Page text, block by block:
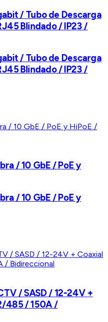
/ Tubo de Descarga
Blindado / IP23 /
/ Tubo de Descarga
Blindado / IP23 /
/ 10 GbE / PoE y
/ 10 GbE / PoE y
/ SASD / 12-24V +
485 / 150A /